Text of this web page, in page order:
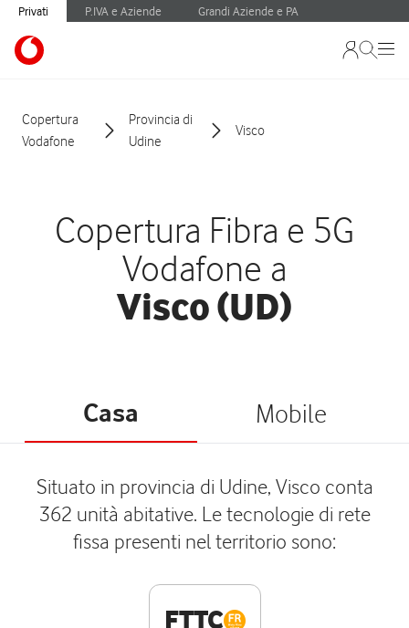
Privati P.IVA e Aziende Grandi Aziende e PA
Copertura
Vodafone
Provincia di
Udine
Visco
Copertura Fibra e 5G
Vodafone a
Visco (UD)
Casa Mobile
Situato in provincia di Udine, Visco conta
362 unità abitative. Le tecnologie di rete
fissa presenti nel territorio sono:
FTTC